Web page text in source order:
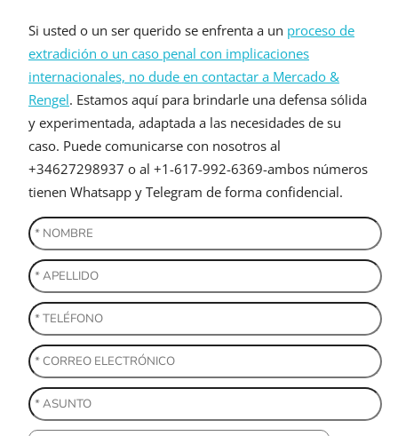
Si usted o un ser querido se enfrenta a un proceso de
extradición o un caso penal con implicaciones
internacionales, no dude en contactar a Mercado &
Rengel. Estamos aquí para brindarle una defensa sólida
y experimentada, adaptada a las necesidades de su
caso. Puede comunicarse con nosotros al
+34627298937 o al +1-617-992-6369-ambos números
tienen Whatsapp y Telegram de forma confidencial.